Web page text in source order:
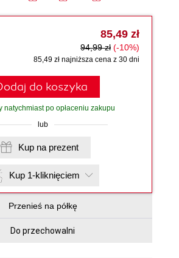
85,49 zł
94,99 zł (-10%)
85,49 zł najniższa cena z 30 dni
do koszyka
natychmiast po opłaceniu zakupu
lub
Kup na prezent
Kup 1-kliknięciem
Przenieś na półkę
Do przechowalni